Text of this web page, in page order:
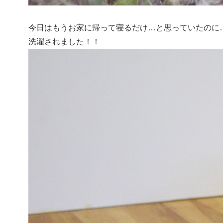
今日はもうお家に帰って寝るだけ…と思っていたの
洗濯されました！！